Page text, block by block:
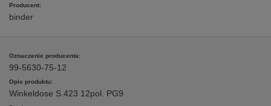
binder
99-5630-75-12
Winkeldose S.423 12pol. PG9